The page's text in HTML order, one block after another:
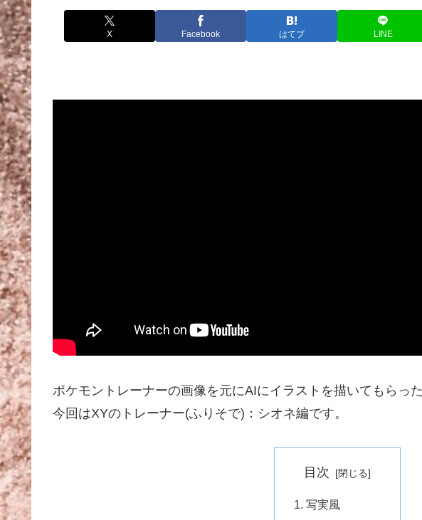
X Facebook はてブ LINE
ポケモントレーナーの画像を元にAIにイラストを描いてもらっ
今回はXYのトレーナー(ふりそで)：シオネ編です。
目次
写実風